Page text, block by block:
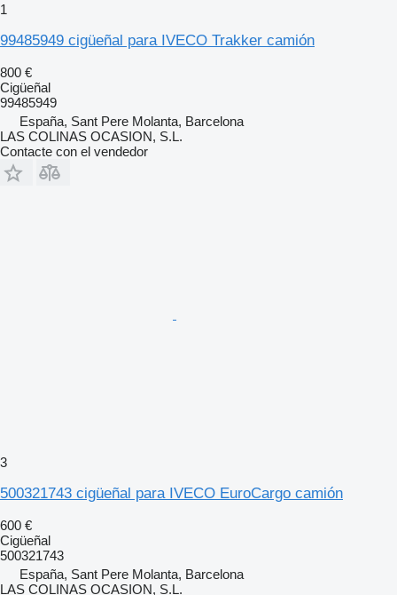
1
99485949 cigüeñal para IVECO Trakker camión
800 €
Cigüeñal
99485949
España, Sant Pere Molanta, Barcelona
LAS COLINAS OCASION, S.L.
Contacte con el vendedor
3
500321743 cigüeñal para IVECO EuroCargo camión
600 €
Cigüeñal
500321743
España, Sant Pere Molanta, Barcelona
LAS COLINAS OCASION, S.L.